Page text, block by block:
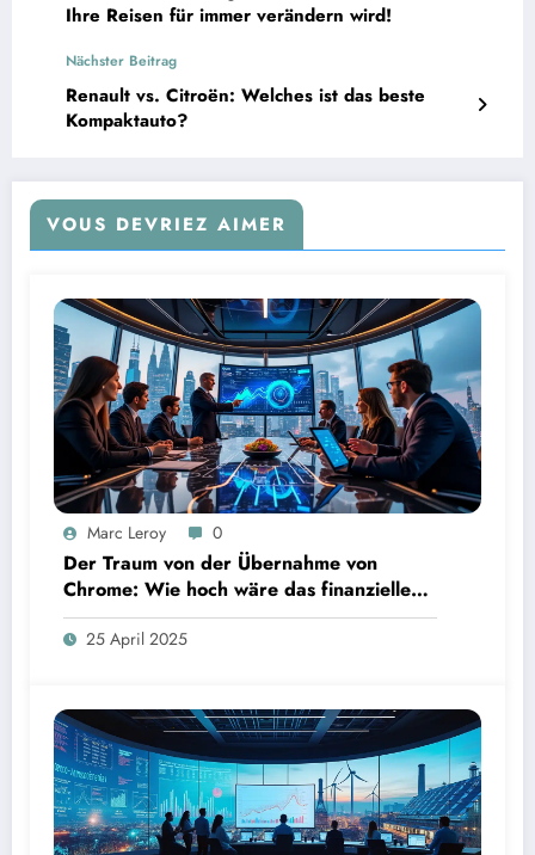
Ihre Reisen für immer verändern wird!
Nächster Beitrag
Renault vs. Citroën: Welches ist das beste
Kompaktauto?
VOUS DEVRIEZ AIMER
Marc Leroy 0
Der Traum von der Übernahme von
Chrome: Wie hoch wäre das finanzielle
Risiko?
25 April 2025